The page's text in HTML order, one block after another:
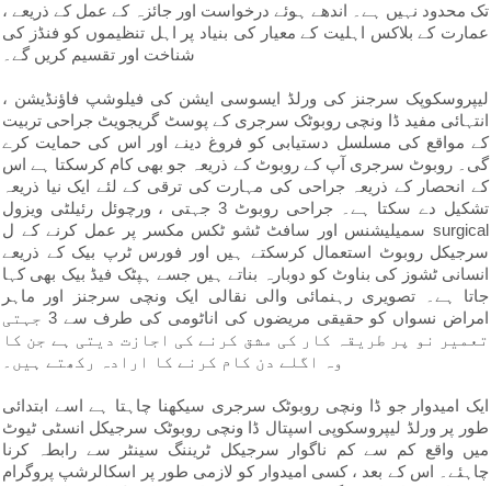
تک محدود نہیں ہے۔ اندھے ہوئے درخواست اور جائزہ کے عمل کے ذریعے ،
عمارت کے بلاکس اہلیت کے معیار کی بنیاد پر اہل تنظیموں کو فنڈز کی
شناخت اور تقسیم کریں گے۔
لیپروسکوپک سرجنز کی ورلڈ ایسوسی ایشن کی فیلوشپ فاؤنڈیشن ،
انتہائی مفید ڈا ونچی روبوٹک سرجری کے پوسٹ گریجویٹ جراحی تربیت
کے مواقع کی مسلسل دستیابی کو فروغ دینے اور اس کی حمایت کرے
گی۔ روبوٹ سرجری آپ کے روبوٹ کے ذریعہ جو بھی کام کرسکتا ہے اس
کے انحصار کے ذریعہ جراحی کی مہارت کی ترقی کے لئے ایک نیا ذریعہ
تشکیل دے سکتا ہے۔ جراحی روبوٹ 3 جہتی ، ورچوئل رئیلٹی ویزول
سمیلیشنس اور سافٹ ٹشو ٹکس مکسر پر عمل کرنے کے ل surgical
سرجیکل روبوٹ استعمال کرسکتے ہیں اور فورس ٹرپ بیک کے ذریعے
انسانی ٹشوز کی بناوٹ کو دوبارہ بناتے ہیں جسے ہپٹک فیڈ بیک بھی کہا
جاتا ہے۔ تصویری رہنمائی والی نقالی ایک ونچی سرجنز اور ماہر
امراض نسواں کو حقیقی مریضوں کی اناٹومی کی طرف سے 3 جہتی
تعمیر نو پر طریقہ کار کی مشق کرنے کی اجازت دیتی ہے جن کا
وہ اگلے دن کام کرنے کا ارادہ رکھتے ہیں۔
ایک امیدوار جو ڈا ونچی روبوٹک سرجری سیکھنا چاہتا ہے اسے ابتدائی
طور پر ورلڈ لیپروسکوپی اسپتال ڈا ونچی روبوٹک سرجیکل انسٹی ٹیوٹ
میں واقع کم سے کم ناگوار سرجیکل ٹریننگ سینٹر سے رابطہ کرنا
چاہئے۔ اس کے بعد ، کسی امیدوار کو لازمی طور پر اسکالرشپ پروگرام